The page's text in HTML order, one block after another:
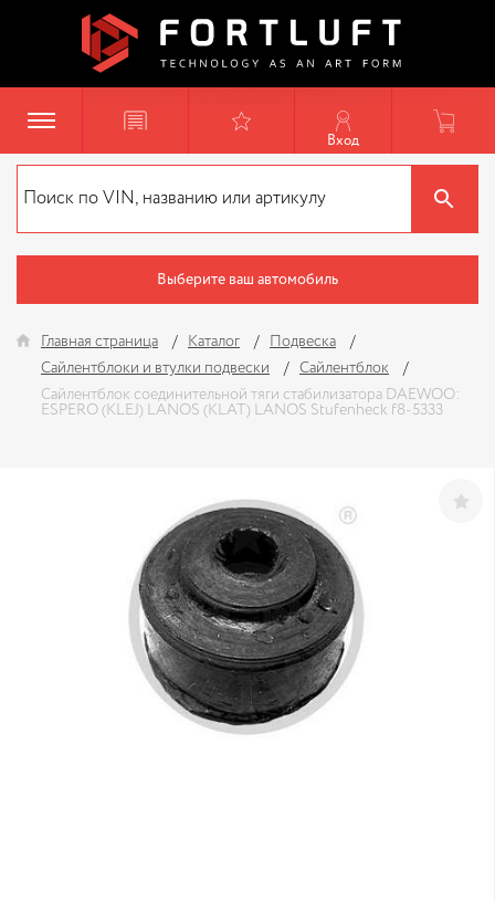
Вход
Выберите ваш автомобиль
Главная страница Каталог
Подвеска
Сайлентблоки и втулки подвески
Сайлентблок
Сайлентблок соединительной тяги стабилизатора DAEWOO:
ESPERO (KLEJ) LANOS (KLAT) LANOS Stufenheck f8-5333